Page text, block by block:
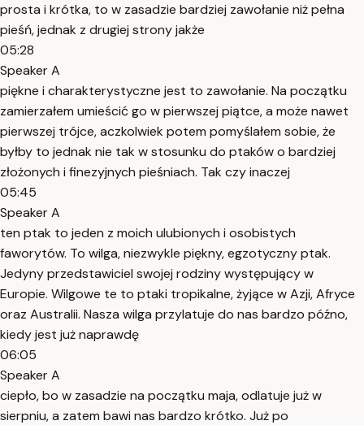
prosta i krótka, to w zasadzie bardziej zawołanie niż pełna
pieśń, jednak z drugiej strony jakże
05:28
Speaker A
piękne i charakterystyczne jest to zawołanie. Na początku
zamierzałem umieścić go w pierwszej piątce, a może nawet
pierwszej trójce, aczkolwiek potem pomyślałem sobie, że
byłby to jednak nie tak w stosunku do ptaków o bardziej
złożonych i finezyjnych pieśniach. Tak czy inaczej
05:45
Speaker A
ten ptak to jeden z moich ulubionych i osobistych
faworytów. To wilga, niezwykle piękny, egzotyczny ptak.
Jedyny przedstawiciel swojej rodziny występujący w
Europie. Wilgowe te to ptaki tropikalne, żyjące w Azji, Afryce
oraz Australii. Nasza wilga przylatuje do nas bardzo późno,
kiedy jest już naprawdę
06:05
Speaker A
ciepło, bo w zasadzie na początku maja, odlatuje już w
sierpniu, a zatem bawi nas bardzo krótko. Już po